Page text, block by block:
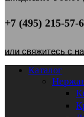
+7 (495) 215-57-
или свяжитесь с
Каталог